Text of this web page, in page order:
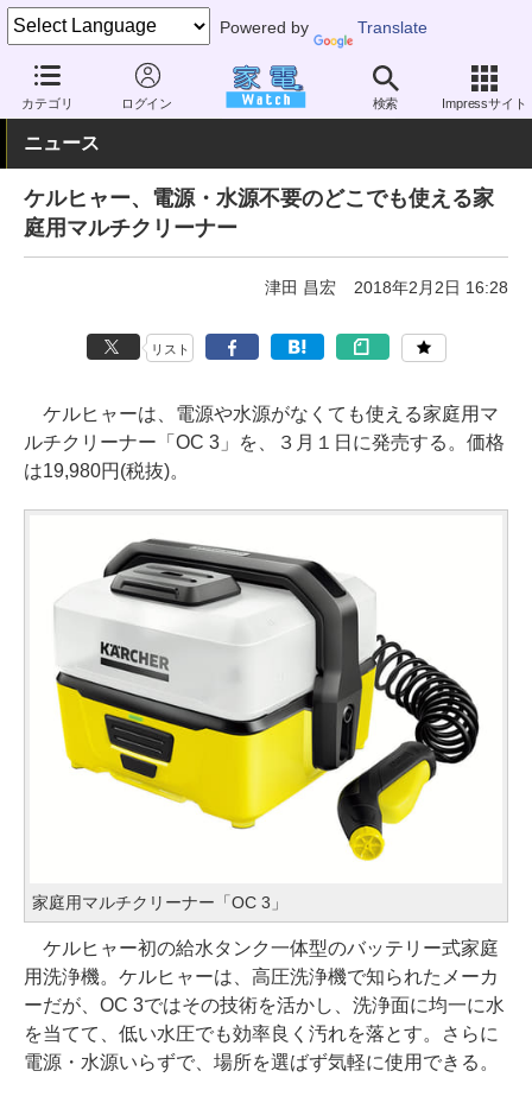
Powered by Translate
カテゴリ ログイン 検索 Impressサイト
家電 Watch 生活家電 家事家電 高圧洗浄機
ニュース
ケルヒャー、電源・水源不要のどこでも使える家
庭用マルチクリーナー
津田 昌宏 2018年2月2日 16:28
リスト
ケルヒャーは、電源や水源がなくても使える家庭用マ
ルチクリーナー「OC 3」を、３月１日に発売する。価格
は19,980円(税抜)。
家庭用マルチクリーナー「OC 3」
ケルヒャー初の給水タンク一体型のバッテリー式家庭
用洗浄機。ケルヒャーは、高圧洗浄機で知られたメーカ
ーだが、OC 3ではその技術を活かし、洗浄面に均一に水
を当てて、低い水圧でも効率良く汚れを落とす。さらに
電源・水源いらずで、場所を選ばず気軽に使用できる。